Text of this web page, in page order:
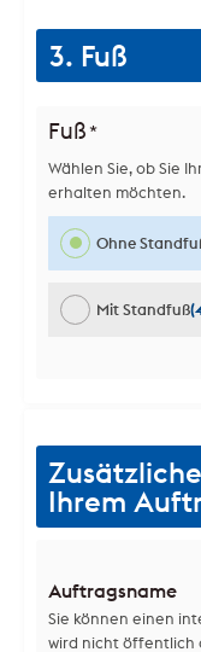
3. Fuß
Fuß *
Wählen Sie, ob Sie
erhalten möchten.
Ohne
Mit Standfuß
Ihrem
Auftragsname
Sie können einen
wird nicht öffentlich